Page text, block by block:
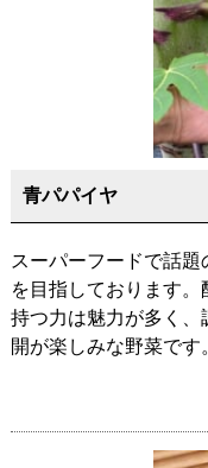
青パパイヤ
スーパーフードで話
を目指しております
持つ力は魅力が多く
開が楽しみな野菜です